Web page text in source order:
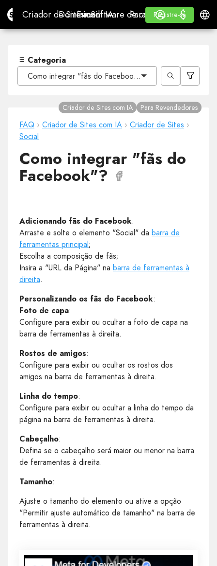
Site.proCriador de Sites com IA
Criador de Sites com IA
Domínios
Domínios
E-mail
E-mailSoftware de contabilidade
Software de contabilidade
Para
Para Revendedores
WHITE LABEL
Aprender
Aprender
Registre-se
Registre-se
Iniciar Sessão
$
$
Categoria
Como integrar "fãs do Facebook"?
FAQ › Criador de Sites com IA › Criador de Sites ›
Social
Criador de Sites com IA Para Revendedores
Como integrar "fãs do
Facebook"?
Adicionando fãs do Facebook:
Arraste e solte o elemento "Social" da barra de
ferramentas principal;
Escolha a composição de fãs;
Insira a "URL da Página" na barra de ferramentas à
direita.
Personalizando os fãs do Facebook:
Foto de capa:
Configure para exibir ou ocultar a foto de capa na
barra de ferramentas à direita.
Rostos de amigos:
Configure para exibir ou ocultar os rostos dos
amigos na barra de ferramentas à direita.
Linha do tempo:
Configure para exibir ou ocultar a linha do tempo da
página na barra de ferramentas à direita.
Cabeçalho:
Defina se o cabeçalho será maior ou menor na barra
de ferramentas à direita.
Tamanho:
Ajuste o tamanho do elemento ou ative a opção
"Permitir ajuste automático de tamanho" na barra de
ferramentas à direita.